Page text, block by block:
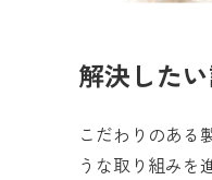
解決した
こだわりのある
うな取り組みを